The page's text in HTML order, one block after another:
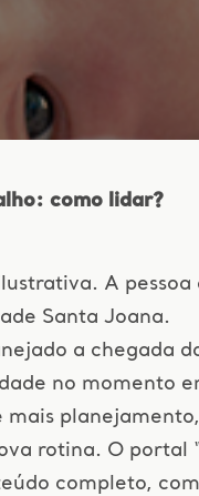
como lidar?
A
Santa Joana.
a chegada
no momento
rotina. O portal
completo,